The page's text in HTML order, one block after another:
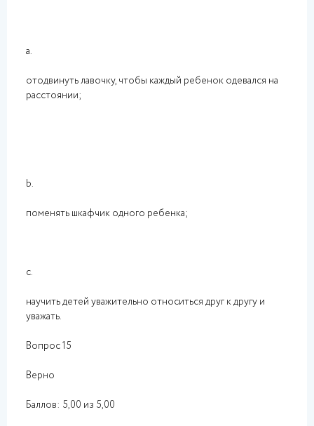
a.
отодвинуть лавочку, чтобы каждый ребенок одевался на
расстоянии;
b.
поменять шкафчик одного ребенка;
c.
научить детей уважительно относиться друг к другу и
уважать.
Вопрос 15
Верно
Баллов: 5,00 из 5,00